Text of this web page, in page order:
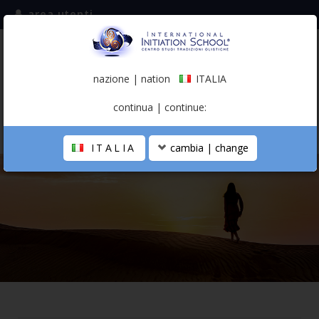
iscriviti alla mailing list
(italiano)
area utenti
LA SCUOLA
nazione | nation ITALIA
continua | continue:
ITALIA cambia | change